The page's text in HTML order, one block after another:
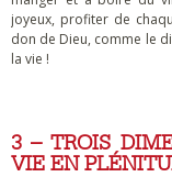
joyeux, profiter de
don de Dieu, comme le
la vie !
3 – TROIS
VIE EN